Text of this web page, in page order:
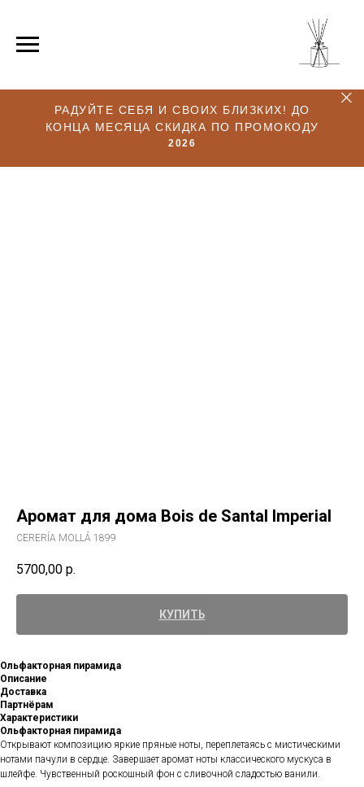
РАДУЙТЕ СЕБЯ И СВОИХ БЛИЗКИХ! ДО
КОНЦА МЕСЯЦА СКИДКА ПО ПРОМОКОДУ
2026
Аромат для дома Bois de Santal Imperial
CERERÍA MOLLÁ 1899
5700,00 р.
КУПИТЬ
Ольфакторная пирамида
Описание
Доставка
Партнёрам
Характеристики
Ольфакторная пирамида
Открывают композицию яркие пряные ноты, переплетаясь с мистическими
нотами пачули в сердце. Завершает аромат ноты классического мускуса в
шлейфе. Чувственный роскошный фон с сливочной сладостью ванили.